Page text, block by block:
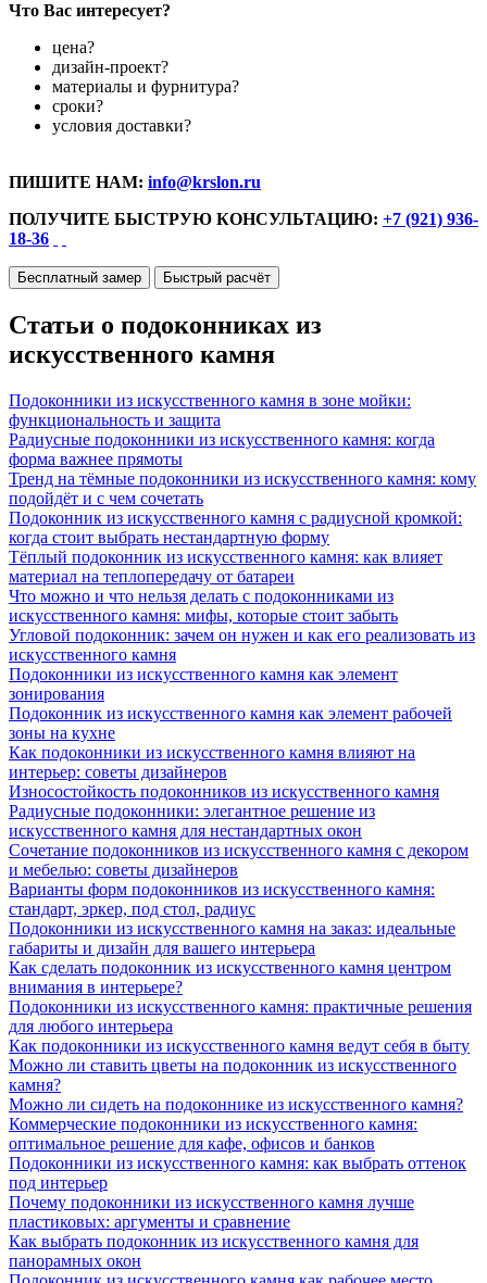
Что Вас интересует?
цена?
дизайн-проект?
материалы и фурнитура?
сроки?
условия доставки?
ПИШИТЕ НАМ: info@krslon.ru
ПОЛУЧИТЕ БЫСТРУЮ КОНСУЛЬТАЦИЮ: +7 (921) 936-
18-36
Бесплатный замер Быстрый расчёт
Статьи о подоконниках из
искусственного камня
Подоконники из искусственного камня в зоне мойки:
функциональность и защита
Радиусные подоконники из искусственного камня: когда
форма важнее прямоты
Тренд на тёмные подоконники из искусственного камня: кому
подойдёт и с чем сочетать
Подоконник из искусственного камня с радиусной кромкой:
когда стоит выбрать нестандартную форму
Тёплый подоконник из искусственного камня: как влияет
материал на теплопередачу от батареи
Что можно и что нельзя делать с подоконниками из
искусственного камня: мифы, которые стоит забыть
Угловой подоконник: зачем он нужен и как его реализовать из
искусственного камня
Подоконники из искусственного камня как элемент
зонирования
Подоконник из искусственного камня как элемент рабочей
зоны на кухне
Как подоконники из искусственного камня влияют на
интерьер: советы дизайнеров
Износостойкость подоконников из искусственного камня
Радиусные подоконники: элегантное решение из
искусственного камня для нестандартных окон
Сочетание подоконников из искусственного камня с декором
и мебелью: советы дизайнеров
Варианты форм подоконников из искусственного камня:
стандарт, эркер, под стол, радиус
Подоконники из искусственного камня на заказ: идеальные
габариты и дизайн для вашего интерьера
Как сделать подоконник из искусственного камня центром
внимания в интерьере?
Подоконники из искусственного камня: практичные решения
для любого интерьера
Как подоконники из искусственного камня ведут себя в быту
Можно ли ставить цветы на подоконник из искусственного
камня?
Можно ли сидеть на подоконнике из искусственного камня?
Коммерческие подоконники из искусственного камня:
оптимальное решение для кафе, офисов и банков
Подоконники из искусственного камня: как выбрать оттенок
под интерьер
Почему подоконники из искусственного камня лучше
пластиковых: аргументы и сравнение
Как выбрать подоконник из искусственного камня для
панорамных окон